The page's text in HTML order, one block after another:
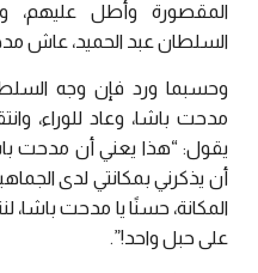
المقصورة وأطل عليهم،
السلطان عبد الحميد، عاش
وحسبما ورد فإن وجه
مدحت باشا، وعاد للوراء،
يقول: “هذا يعني أن مدحت
أن يذكرني بمكانتي لدى
المكانة، حسنًا يا مدحت
على حبل واحد!”.